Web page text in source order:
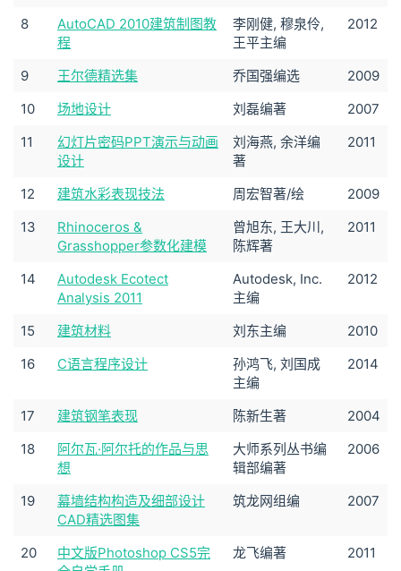
8
AutoCAD 2010建筑制图教
程
李刚健, 穆泉伶,
王平主编
2012
9 王尔德精选集 乔国强编选
2009
10
场地设计 刘磊编著
2007
11
幻灯片密码PPT演示与动画
设计
刘海燕, 余洋编
著
2011
12 建筑水彩表现技法 周宏智著/绘
2009
13
Rhinoceros &
Grasshopper参数化建模
曾旭东, 王大川,
陈辉著
2011
14
Autodesk Ecotect
Analysis 2011
Autodesk, Inc.
主编
2012
15 建筑材料 刘东主编
2010
16
C语言程序设计
孙鸿飞, 刘国成
主编
2014
17 建筑钢笔表现 陈新生著
2004
18
阿尔瓦·阿尔托的作品与思
想
大师系列丛书编
辑部编著
2006
19
幕墙结构构造及细部设计
CAD精选图集
筑龙网组编 2007
20
中文版Photoshop CS5完
龙飞编著 2011